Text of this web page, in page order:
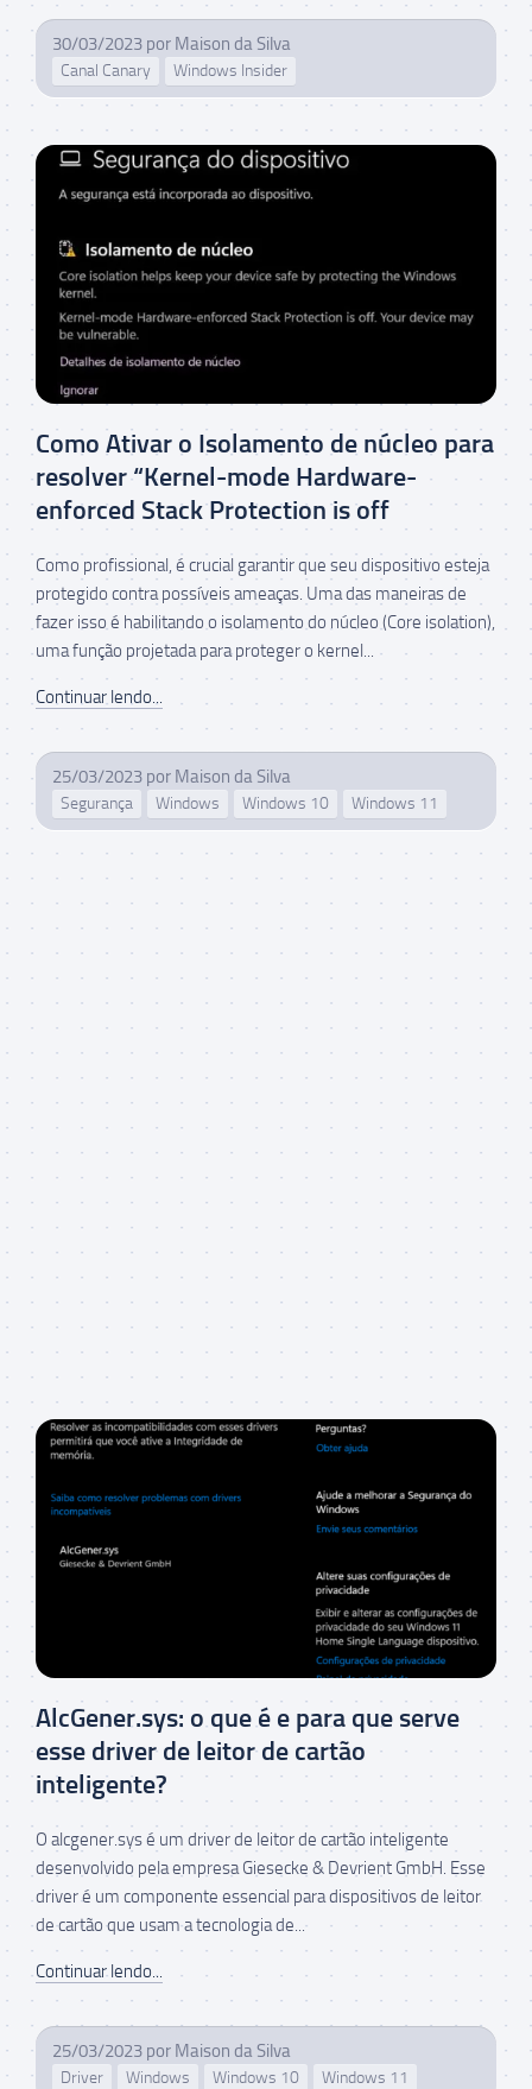
30/03/2023 por Maison da Silva
Canal Canary Windows Insider
Como Ativar o Isolamento de núcleo para
resolver “Kernel-mode Hardware-
enforced Stack Protection is off
Como profissional, é crucial garantir que seu dispositivo esteja
protegido contra possíveis ameaças. Uma das maneiras de
fazer isso é habilitando o isolamento do núcleo (Core isolation),
uma função projetada para proteger o kernel...
Continuar lendo...
25/03/2023 por Maison da Silva
Segurança Windows Windows 10 Windows 11
AlcGener.sys: o que é e para que serve
esse driver de leitor de cartão
inteligente?
O alcgener.sys é um driver de leitor de cartão inteligente
desenvolvido pela empresa Giesecke & Devrient GmbH. Esse
driver é um componente essencial para dispositivos de leitor
de cartão que usam a tecnologia de...
Continuar lendo...
25/03/2023 por Maison da Silva
Driver Windows Windows 10 Windows 11